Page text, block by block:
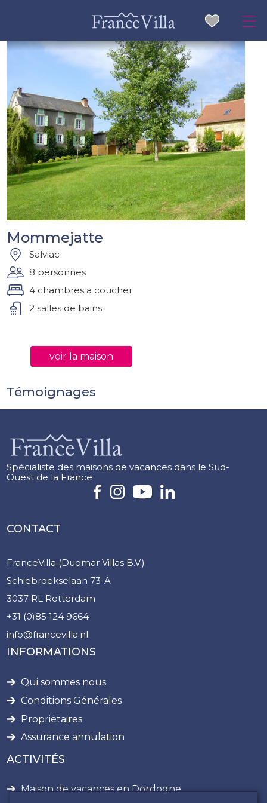
Mommejatte
Salviac
8 personnes
4 chambres a coucher
2 salles de bains
voir la maison
Témoignages
Spécialiste des maisons de vacances dans le Sud-
Ouest de la France
CONTACT
FranceVilla (Duomar Villas B.V.)
Schiebroekselaan 73-A
3037 RL Rotterdam
+31 (0)85 124 9664
info@francevilla.nl
INFORMATIONS
Qui sommes nous
Conditions Générales
Propriétaires
Assurance annulation
ACTIVITÉS
Maison de vacances en Dordogne